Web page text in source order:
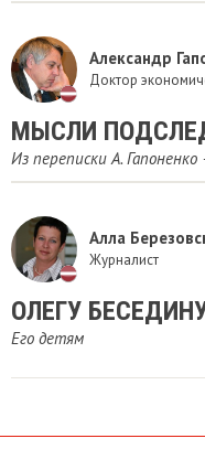
Александр
Доктор
МЫСЛИ
Из переписки А.
Алла
Журналист
ОЛЕГУ
Его детям